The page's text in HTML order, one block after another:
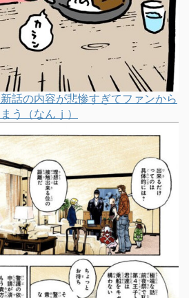
話の内容が悲惨すぎてファンから
う（なんｊ）